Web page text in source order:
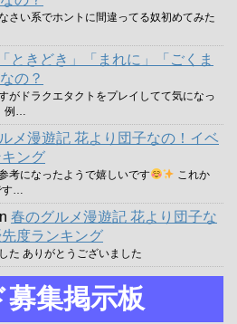
さい系でホントに間違ってる奴初めてみた
「ときどき」「まれに」「ごくま
の？
がドラクエタクトをプレイしてて気になっ
例…
メ漫遊記 花より団子なの！イベ
ング
考になったようで嬉しいです
これか
す…
春のグルメ漫遊記 花より団子な
度ランキング
た ありがとうございました
募集掲示板